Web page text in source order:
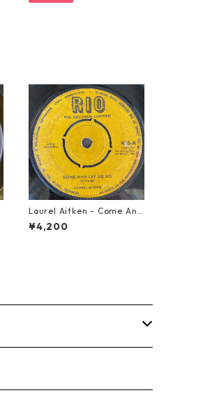
Laurel Aitken - Come And
Let Us Go【7-21779】
¥4,200